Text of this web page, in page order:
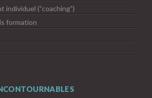
individuel (“coaching”)
formation